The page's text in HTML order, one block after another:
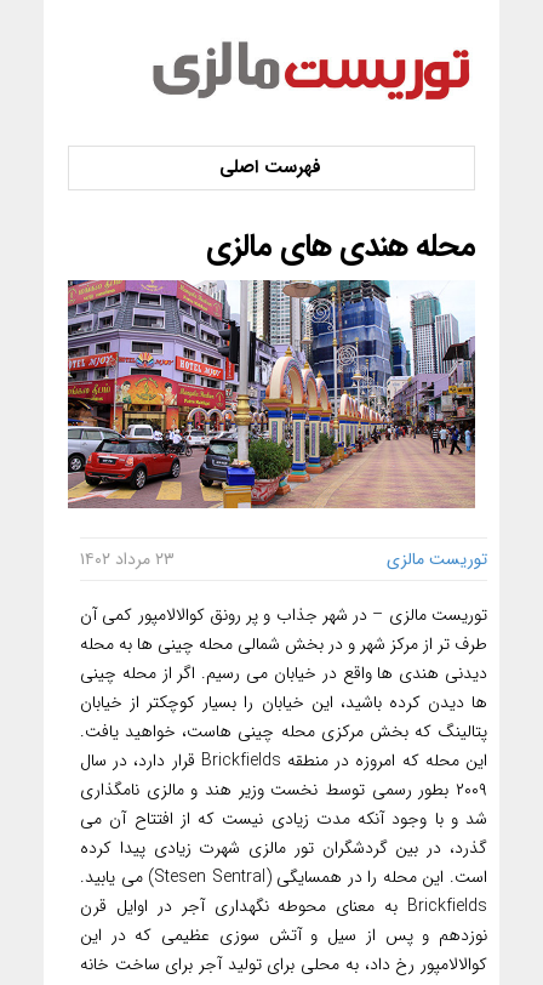
محله هندی های مالزی
توریست مالزی ۲۳ مرداد ۱۴۰۲
توریست مالزی – در شهر جذاب و پر رونق کوالالامپور کمی آن
طرف تر از مرکز شهر و در بخش شمالی محله چینی ها به محله
دیدنی هندی ها واقع در خیابان می رسیم. اگر از محله چینی
ها دیدن کرده باشید، این خیابان را بسیار کوچکتر از خیابان
پتالینگ که بخش مرکزی محله چینی هاست، خواهید یافت.
این محله که امروزه در منطقه Brickfields قرار دارد، در سال
۲۰۰۹ بطور رسمی توسط نخست وزیر هند و مالزی نامگذاری
شد و با وجود آنکه مدت زیادی نیست که از افتتاح آن می
گذرد، در بین گردشگران تور مالزی شهرت زیادی پیدا کرده
است. این محله را در همسایگی (Stesen Sentral) می یابید.
Brickfields به معنای محوطه نگهداری آجر در اوایل قرن
نوزدهم و پس از سیل و آتش سوزی عظیمی که در این
کوالالامپور رخ داد، به محلی برای تولید آجر برای ساخت خانه